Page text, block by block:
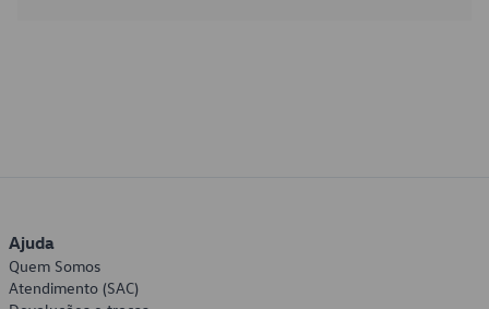
Ajuda
Quem Somos
Atendimento (SAC)